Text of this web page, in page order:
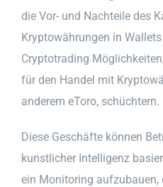
die Vor- und Nachteile des
Kryptowährungen in
Cryptotrading
für den Handel mit
anderem eToro, schüchtern.
Diese Geschäfte können
kunstlicher Intelligenz
ein Monitoring